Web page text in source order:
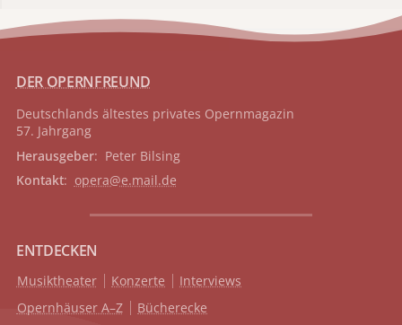
DER OPERNFREUND
Deutschlands ältestes privates Opernmagazin
57. Jahrgang
Herausgeber: Peter Bilsing
Kontakt: opera@e.mail.de
ENTDECKEN
Musiktheater Konzerte
Interviews
Opernhäuser A–Z
Bücherecke